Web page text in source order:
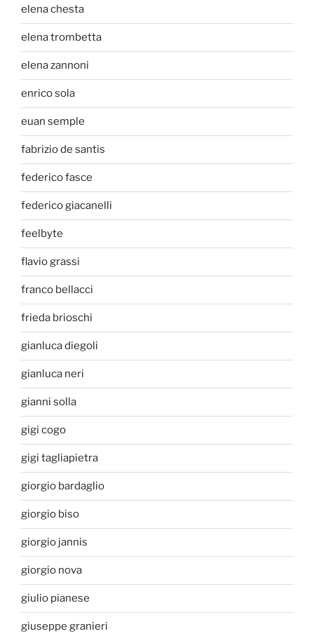
elena chesta
elena trombetta
elena zannoni
enrico sola
euan semple
fabrizio de santis
federico fasce
federico giacanelli
feelbyte
flavio grassi
franco bellacci
frieda brioschi
gianluca diegoli
gianluca neri
gianni solla
gigi cogo
gigi tagliapietra
giorgio bardaglio
giorgio biso
giorgio jannis
giorgio nova
giulio pianese
giuseppe granieri